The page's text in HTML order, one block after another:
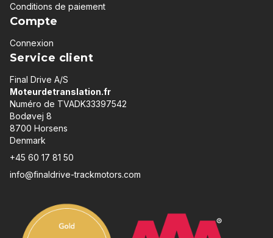
Conditions de paiement
Compte
Connexion
Service client
Final Drive A/S
Moteurdetranslation.fr
Numéro de TVADK33397542
Bodøvej 8
8700 Horsens
Denmark
+45 60 17 81 50
info@finaldrive-trackmotors.com